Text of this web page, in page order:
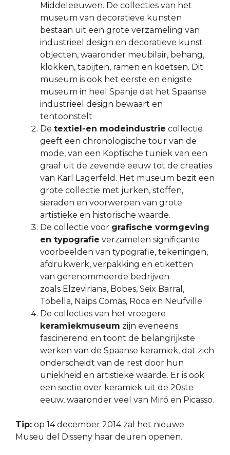
Middeleeuwen. De collecties van het
museum van decoratieve kunsten
bestaan uit een grote verzameling van
industrieel design en decoratieve kunst
objecten, waaronder meubilair, behang,
klokken, tapijten, ramen en koetsen. Dit
museum is ook het eerste en enigste
museum in heel Spanje dat het Spaanse
industrieel design bewaart en
tentoonstelt
De textiel-en modeindustrie collectie
geeft een chronologische tour van de
mode, van een Koptische tuniek van een
graaf uit de zevende eeuw tot de creaties
van Karl Lagerfeld. Het museum bezit een
grote collectie met jurken, stoffen,
sieraden en voorwerpen van grote
artistieke en historische waarde.
De collectie voor grafische vormgeving
en typografie verzamelen significante
voorbeelden van typografie, tekeningen,
afdrukwerk, verpakking en etiketten
van gerenommeerde bedrijven
zoals Elzeviriana, Bobes, Seix Barral,
Tobella, Naips Comas, Roca en Neufville.
De collecties van het vroegere
keramiekmuseum zijn eveneens
fascinerend en toont de belangrijkste
werken van de Spaanse keramiek, dat zich
onderscheidt van de rest door hun
uniekheid en artistieke waarde. Er is ook
een sectie over keramiek uit de 20ste
eeuw, waaronder veel van Miró en Picasso.
Tip: op 14 december 2014 zal het nieuwe
Museu del Disseny haar deuren openen.